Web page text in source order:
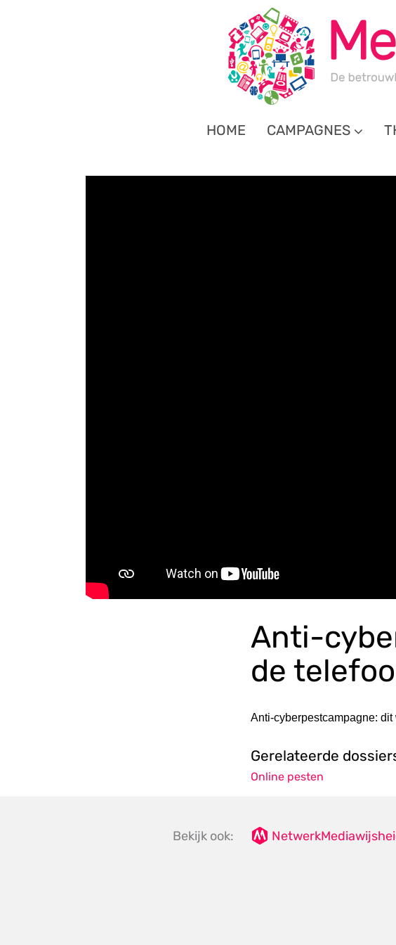
HOME CAMPAGNES
Anti-
de
Anti-cyberpestcampagne:
Gerelateerde
Online pesten
Bekijk ook: